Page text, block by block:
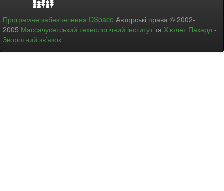
Програмне забезпечення DSpace Авторські права © 2002-
2005 Массачусетський технологічний інститут та Х’юлет Пакард -
Зворотний зв’язок